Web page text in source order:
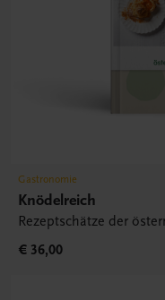
Gastronomie
Knödelreich
Rezeptschätze der
€ 36,00